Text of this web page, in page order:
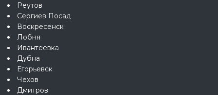
Реутов
Сергиев Посад
Воскресенск
Лобня
Ивантеевка
Дубна
Егорьевск
Чехов
Дмитров